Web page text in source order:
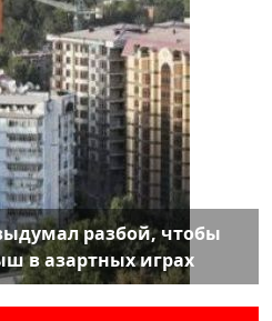
разбой, чтобы
в азартных играх